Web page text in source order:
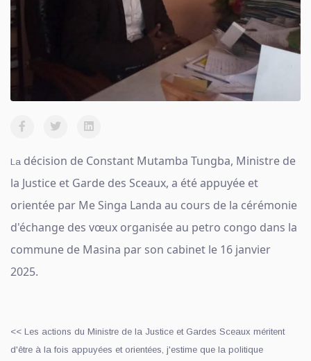
La décision de Constant Mutamba Tungba, Ministre de
la Justice et Garde des Sceaux, a été appuyée et
orientée par Me Singa Landa au cours de la cérémonie
d'échange des vœux organisée au petro congo dans la
commune de Masina par son cabinet le 16 janvier
2025.
<< Les actions du Ministre de la Justice et Gardes Sceaux méritent
d'être à la fois appuyées et orientées, j'estime que la politique